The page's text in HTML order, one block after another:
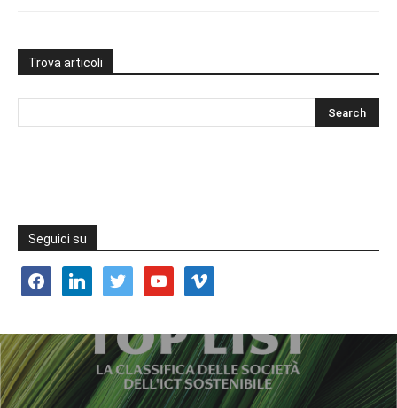
Trova articoli
Seguici su
facebooklinkedin twitter youtube vimeo